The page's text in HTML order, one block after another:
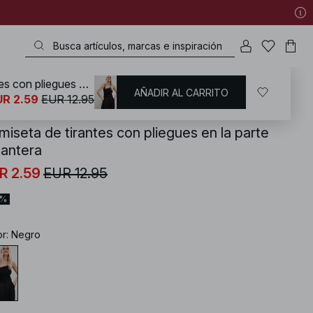
/ Tops / Sleeveless Tops
de tirantes con pliegues en la parte
2.59 EUR 12.95
: Negro
Camiseta de tirantes con pliegues en la parte delantera
2.59 EUR 12.95 AÑADIR AL CARRITO